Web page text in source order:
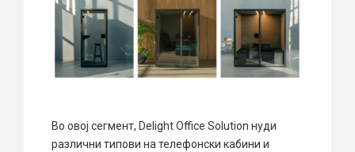
Во овој сегмент, Delight Office Solution нуди
различни типови на телефонски кабини и